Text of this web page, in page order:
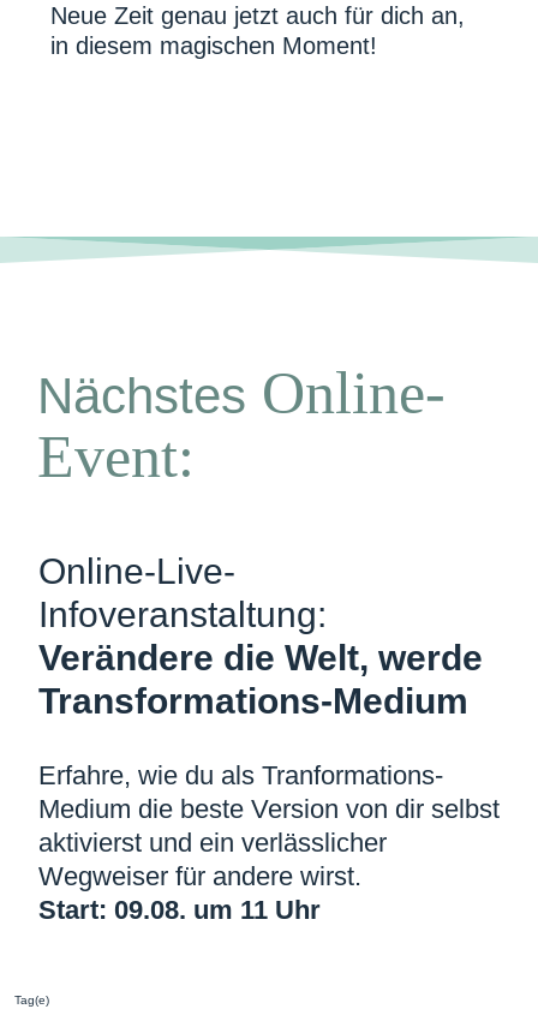
Neue Zeit genau jetzt auch für dich an,
in diesem magischen Moment!
Nächstes Online-
Event:
Online-Live-
Infoveranstaltung:
Verändere die Welt, werde
Transformations­-Medium
Erfahre, wie du als Tranformations-
Medium die beste Version von dir selbst
aktivierst und ein verlässlicher
Wegweiser für andere wirst.
Start: 09.08. um 11 Uhr
Tag(e)